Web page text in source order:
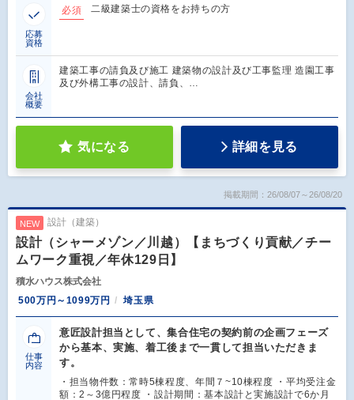
応募
資格
必須 二級建築士の資格をお持ちの方
会社
概要
建築工事の請負及び施工 建築物の設計及び工事監理 造園工事
及び外構工事の設計、請負、…
気になる 詳細を見る
掲載期間：26/08/07～26/08/20
NEW 設計（建築）
設計（シャーメゾン／川越）【まちづくり貢献／チー
ムワーク重視／年休129日】
積水ハウス株式会社
500万円～1099万円
埼玉県
仕事
内容
意匠設計担当として、集合住宅の契約前の企画フェーズ
から基本、実施、着工後まで一貫して担当いただきま
す。
・担当物件数：常時5棟程度、年間７~10棟程度 ・平均受注金
額：2～3億円程度 ・設計期間：基本設計と実施設計で6か月